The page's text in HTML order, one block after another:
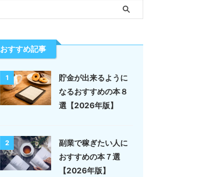
おすすめ記事
1
貯金が出来るように
なるおすすめの本８
選【2026年版】
2
副業で稼ぎたい人に
おすすめの本７選
【2026年版】